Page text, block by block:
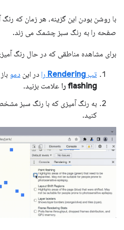
با روشن بودن این گزینه، هر زمان که
صفحه را به رنگ سبز چشمک می زند.
برای مشاهده مناطقی که در حال رنگ
تب Rendering را در این دمو
flashing را
علامت بزنید.
به رنگ آمیزی که با رنگ سبز
کنید.